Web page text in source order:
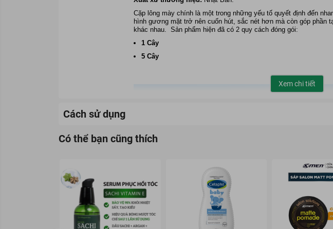
Cặp lông mày chính là một trong những yếu tố quyết định đến
hình gương mặt trở nên cuốn hút, sắc nét hơn mà còn góp phần
khác nhau. Sản phẩm hiện đã có 2 quy cách đóng gói:
1 Cây
5 Cây
Xem chi tiết
Cách sử dụng
Có thể bạn cũng thích